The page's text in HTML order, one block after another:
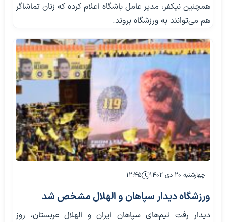
همچنین نیکفر، مدیر عامل باشگاه اعلام کرده که زنان تماشاگر
هم می‌توانند به ورزشگاه بروند.
چهارشنبه ۲۰ دی ۱۴۰۲ ۱۲:۴۵
ورزشگاه دیدار سپاهان و الهلال مشخص شد
دیدار رفت تیم‌های سپاهان ایران و الهلال عربستان، روز